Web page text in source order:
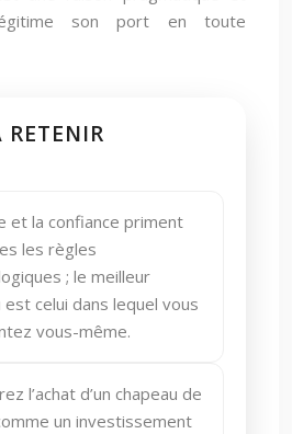
son port en toute
RETENIR
et la confiance priment
les règles
; le meilleur
est celui dans lequel vous
vous-même.
l’achat d’un chapeau de
un investissement